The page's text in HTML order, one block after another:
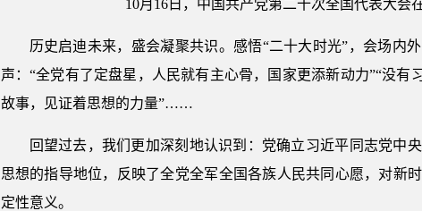
10月16日，中国共产党第二十次全国代表大
历史启迪未来，盛会凝聚共识。感悟“二十大时光”，会场内
声：“全党有了定盘星，人民就有主心骨，国家更添新动力”“没
故事，见证着思想的力量”……
回望过去，我们更加深刻地认识到：党确立习近平同志党中
思想的指导地位，反映了全党全军全国各族人民共同心愿，对新
定性意义。